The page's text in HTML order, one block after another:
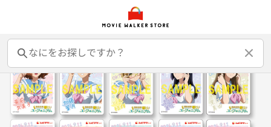
前売オンライン券 前売カード券 グッズ